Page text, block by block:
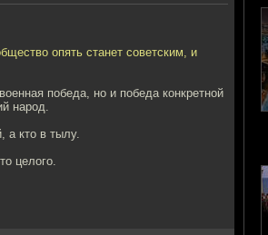
опять станет советским, и
победа, но и победа конкретной
народ.
а кто в тылу.
целого.